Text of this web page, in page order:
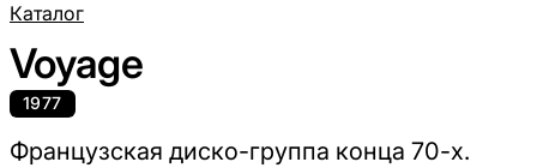
Каталог
Voyage
1977
Французская диско-группа конца 70-х.